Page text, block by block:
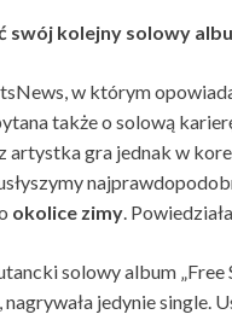
swój kolejny solowy
w którym
także o solową
artystka gra jednak w
okolice zimy.
solowy album
jedynie single.